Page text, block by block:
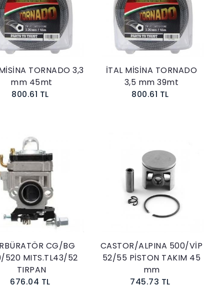
Sepete Ekle
TORNADO 3,3
mm 45mt
800.61 TL
Sepete Ekle
İTAL MİSİNA TORNADO
3,5 mm 39mt
800.61 TL
Sepete Ekle
CG/BG
520 MITS.TL43/52
TIRPAN
676.04 TL
Sepete Ekle
CASTOR/ALPINA 500/VİP
52/55 PİSTON TAKIM 45
mm
745.73 TL